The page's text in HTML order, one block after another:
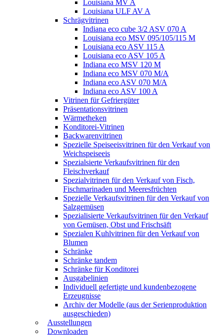
Louisiana MV A
Louisiana ULF AV A
Schrägvitrinen
Indiana eco cube 3/2 ASV 070 A
Louisiana eco MSV 095/105/115 M
Louisiana eco ASV 115 A
Louisiana eco ASV 105 A
Indiana eco MSV 120 M
Indiana eco MSV 070 M/A
Indiana eco ASV 070 M/A
Indiana eco ASV 100 A
Vitrinen für Gefriergüter
Präsentationsvitrinen
Wärmetheken
Konditorei-Vitrinen
Backwarenvitrinen
Spezielle Speiseeisvitrinen für den Verkauf von
Weichspeiseeis
Spezialsierte Verkaufsvitrinen für den
Fleischverkauf
Spezialvitrinen für den Verkauf von Fisch,
Fischmarinaden und Meeresfrüchten
Spezielle Verkaufsvitrinen für den Verkauf von
Salzgemüsen
Spezialisierte Verkaufsvitrinen für den Verkauf
von Gemüsen, Obst und Frischsäft
Spezialen Kuhlvitrinen für den Verkauf von
Blumen
Schränke
Schränke tandem
Schränke für Konditorei
Ausgabelinien
Individuell gefertigte und kundenbezogene
Erzeugnisse
Archiv der Modelle (aus der Serienproduktion
ausgeschieden)
Ausstellungen
Downloaden